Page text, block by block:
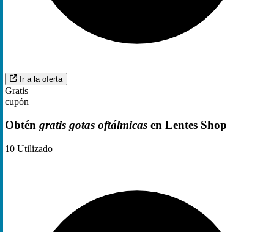
Ir a la oferta
Gratis
cupón
Obtén gratis gotas oftálmicas en Lentes Shop
10 Utilizado